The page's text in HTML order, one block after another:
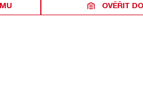
OVĚŘIT